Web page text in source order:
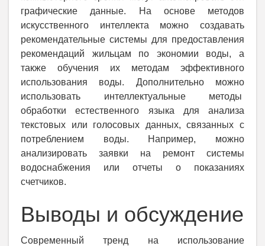
графические данные. На основе методов
искусственного интеллекта можно создавать
рекомендательные системы для предоставления
рекомендаций жильцам по экономии воды, а
также обучения их методам эффективного
использования воды. Дополнительно можно
использовать интеллектуальные методы
обработки естественного языка для анализа
текстовых или голосовых данных, связанных с
потреблением воды. Например, можно
анализировать заявки на ремонт системы
водоснабжения или отчеты о показаниях
счетчиков.
Выводы и обсуждение
Современный тренд на использование